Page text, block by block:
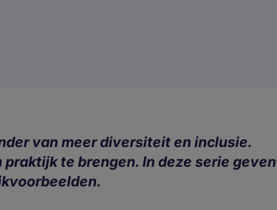
van meer diversiteit en inclusie.
te brengen. In deze serie geven